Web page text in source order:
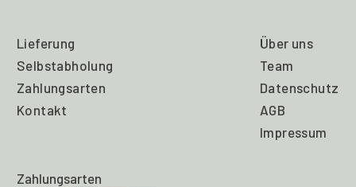
Lieferung
Selbstabholung
Zahlungsarten
Kontakt
Über uns
Team
Datenschutz
AGB
Impressum
Zahlungsarten